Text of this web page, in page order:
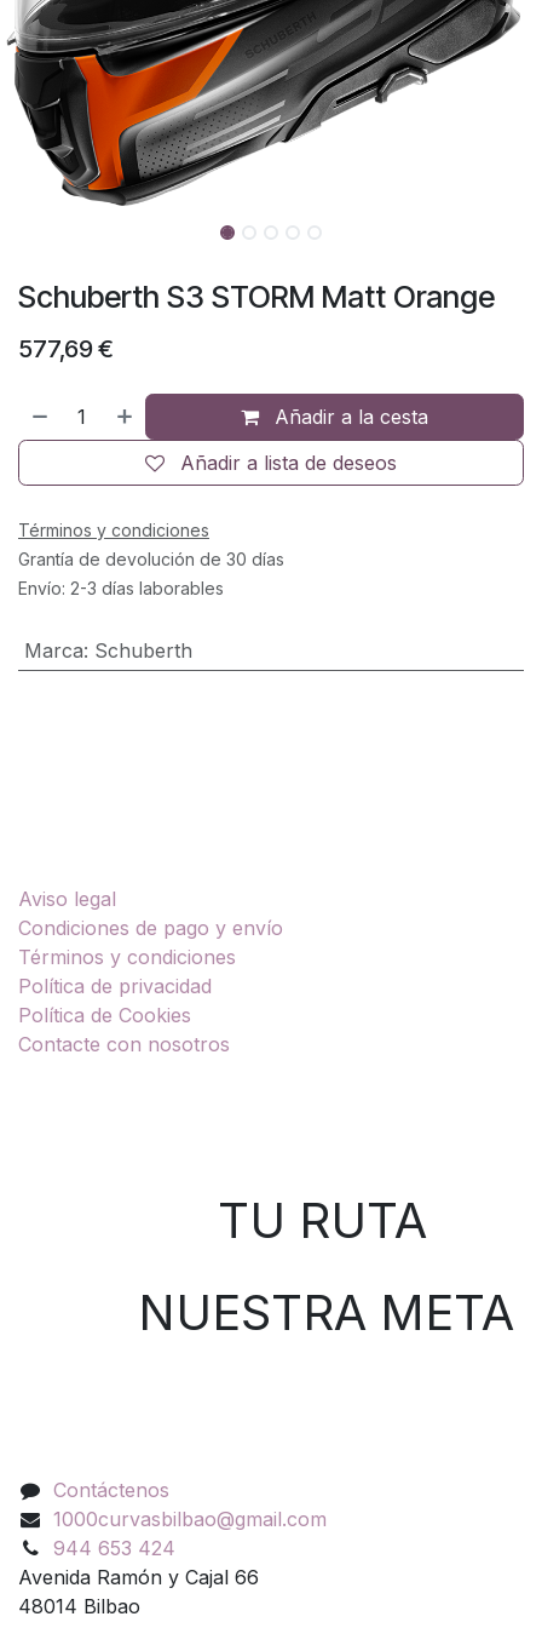
Schuberth S3 STORM Matt Orange
577,69€
Añadir a la cesta
Añadir a lista de deseos
Términos y condiciones
Grantía de devolución de 30 días
Envío: 2-3 días laborables
Marca: Schuberth
Aviso legal
Condiciones de pago y envío
Términos y condiciones
Política de privacidad
Política de Cookies
Contacte con nosotros
TU RUTA
NUESTRA META
Contáctenos
1000curvasbilbao@gmail.com
944 653 424
Avenida Ramón y Cajal 66
48014 Bilbao